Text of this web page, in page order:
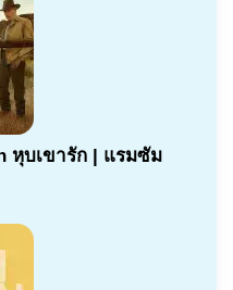
หุบเขารัก | แรมซัม